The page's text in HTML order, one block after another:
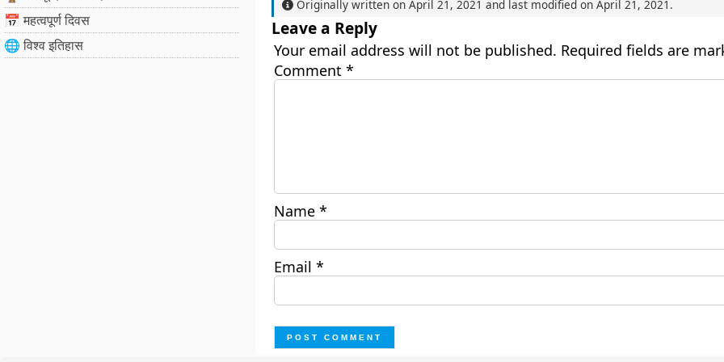
📅 महत्वपूर्ण दिवस
🌐 विश्व इतिहास
Originally written on April 21, 2021 and last modified on April 21, 2021 .
Leave a Reply
Your email address will not be published. Required fields are
Comment *
Name *
Email *